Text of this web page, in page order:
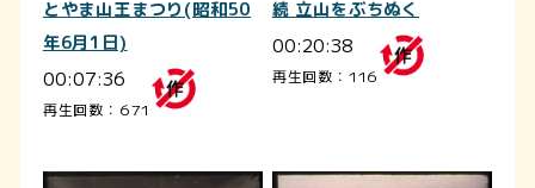
とやま山王まつり(昭和50
年6月1日)
00:07:36
再生回数：671
続 立山をぶちぬく
00:20:38
再生回数：116